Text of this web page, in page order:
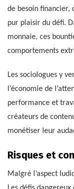
de besoin financier,
pur plaisir du défi.
monnaie, ces
comportements
Les sociologues y
l’économie de
performance et
créateurs de
monétiser leur
Risques et
Malgré l’aspect